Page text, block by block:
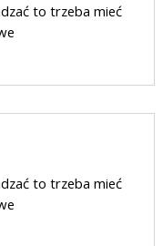
to trzeba mieć
to trzeba mieć